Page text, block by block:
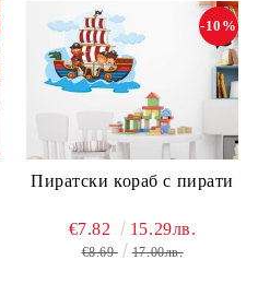
Пиратски кораб с пирати
-10%
€7.82 15.29лв.
€8.69 17.00лв.